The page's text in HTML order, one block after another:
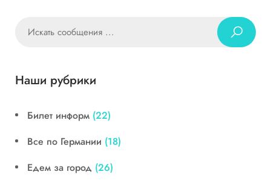
Наши рубрики
Билет информ (22)
Все по Германии (18)
Едем за город (26)